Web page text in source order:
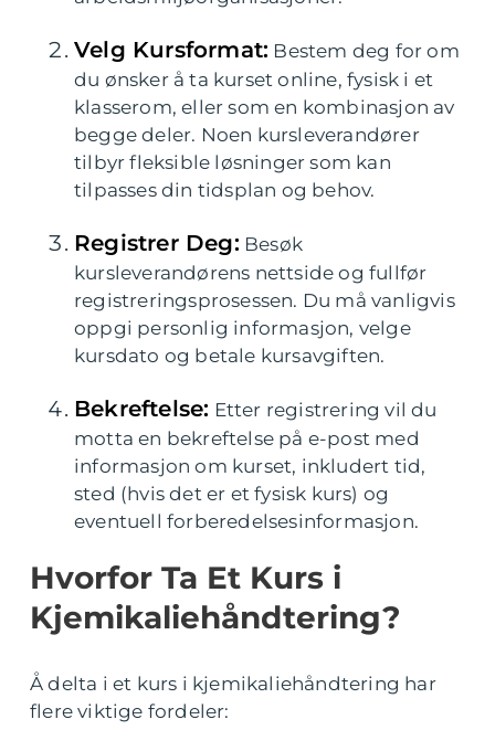
Velg Kursformat: Bestem deg for om
du ønsker å ta kurset online, fysisk i et
klasserom, eller som en kombinasjon av
begge deler. Noen kursleverandører
tilbyr fleksible løsninger som kan
tilpasses din tidsplan og behov.
Registrer Deg: Besøk
kursleverandørens nettside og fullfør
registreringsprosessen. Du må vanligvis
oppgi personlig informasjon, velge
kursdato og betale kursavgiften.
Bekreftelse: Etter registrering vil du
motta en bekreftelse på e-post med
informasjon om kurset, inkludert tid,
sted (hvis det er et fysisk kurs) og
eventuell forberedelsesinformasjon.
Hvorfor Ta Et Kurs i
Kjemikaliehåndtering?
Å delta i et kurs i kjemikaliehåndtering har
flere viktige fordeler: